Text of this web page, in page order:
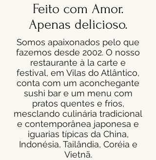
Feito com Amor.
Apenas delicioso.
Somos apaixonados pelo que
fazemos desde 2002. O nosso
restaurante à la carte e
festival, em Vilas do Atlântico,
conta com um aconchegante
sushi bar e um menu com
pratos quentes e frios,
mesclando culinária tradicional
e contemporânea japonesa e
iguarias típicas da China,
Indonésia, Tailândia, Coréia e
Vietnã.